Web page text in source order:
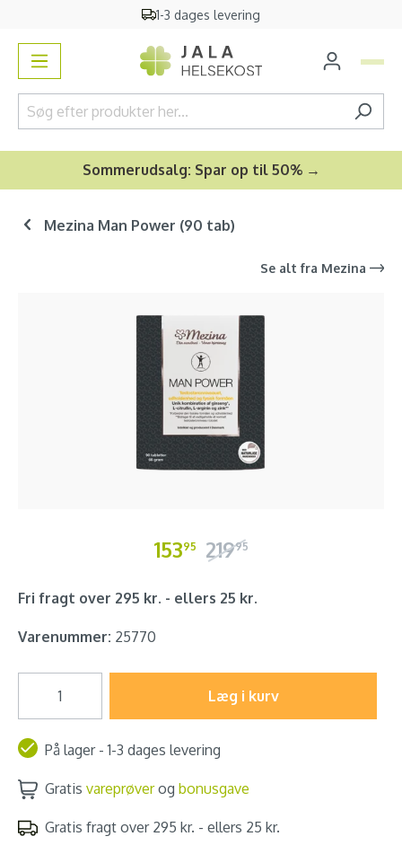
1-3 dages levering
Sommerudsalg: Spar op til 50% →
Mezina Man Power (90 tab)
Se alt fra Mezina
15395 21995
Fri fragt over 295 kr. - ellers 25 kr.
Varenummer: 25770
Læg i kurv
På lager - 1-3 dages levering
Gratis vareprøverog bonusgave
Gratis fragt over 295 kr. - ellers 25 kr.